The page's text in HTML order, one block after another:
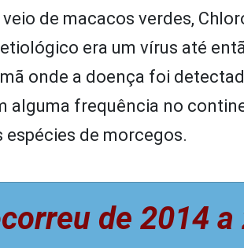
de macacos verdes,
era um vírus até
onde a doença foi
alguma frequência no
de morcegos.
de 2014 a